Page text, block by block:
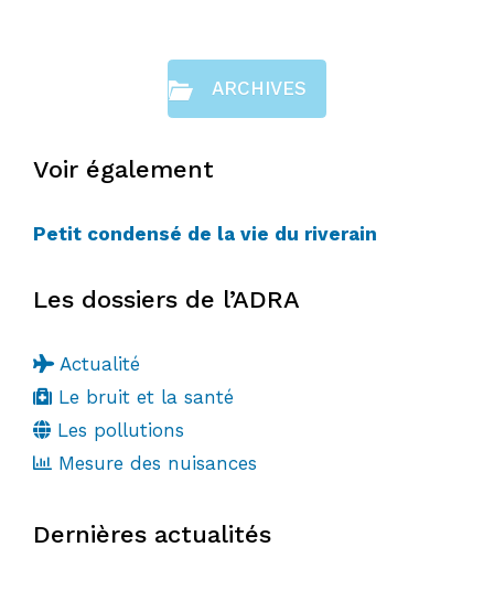
ARCHIVES
Voir également
Petit condensé de la vie du riverain
Les dossiers de l’ADRA
Actualité
Le bruit et la santé
Les pollutions
Mesure des nuisances
Dernières actualités